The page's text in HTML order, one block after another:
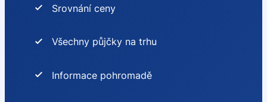
Srovnání ceny
Všechny půjčky na trhu
Informace pohromadě